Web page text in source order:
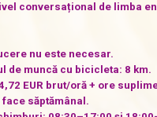
conversațional de limba
nu este necesar.
de muncă cu bicicleta: 8 km.
EUR brut/oră + ore
săptămânal.